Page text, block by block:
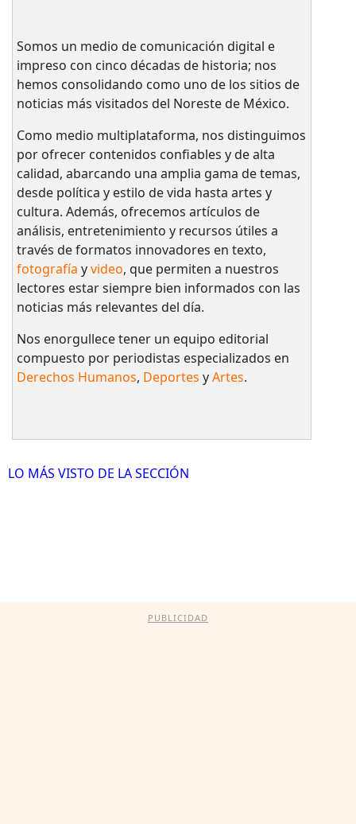
Somos un medio de comunicación digital e
impreso con cinco décadas de historia; nos
hemos consolidando como uno de los sitios de
noticias más visitados del Noreste de México.
Como medio multiplataforma, nos distinguimos
por ofrecer contenidos confiables y de alta
calidad, abarcando una amplia gama de temas,
desde política y estilo de vida hasta artes y
cultura. Además, ofrecemos artículos de
análisis, entretenimiento y recursos útiles a
través de formatos innovadores en texto,
fotografía yvideo, que permiten a nuestros
lectores estar siempre bien informados con las
noticias más relevantes del día.
Nos enorgullece tener un equipo editorial
compuesto por periodistas especializados en
Derechos Humanos, Deportes yArtes.
LO MÁS VISTO DE LA SECCIÓN
PUBLICIDAD